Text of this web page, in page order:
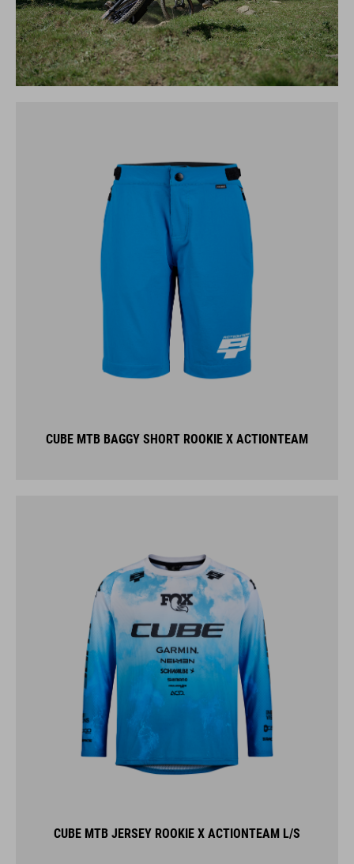
CUBE MTB BAGGY SHORT ROOKIE X ACTIONTEAM
CUBE MTB JERSEY ROOKIE X ACTIONTEAM L/S